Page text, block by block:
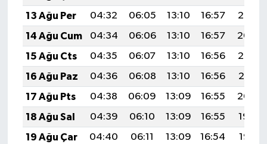
13 Ağu Per
04:32 06:05 13:10 16:57
20:05
14 Ağu Cum
04:34 06:06 13:10 16:57
20:04
15 Ağu Cts
04:35 06:07 13:10 16:56
20:03
16 Ağu Paz
04:36 06:08 13:10 16:56
20:01
17 Ağu Pts
04:38 06:09 13:09 16:55
20:00
18 Ağu Sal
04:39 06:10 13:09 16:55
19:59
19 Ağu Çar
04:40 06:11 13:09 16:54
19:57